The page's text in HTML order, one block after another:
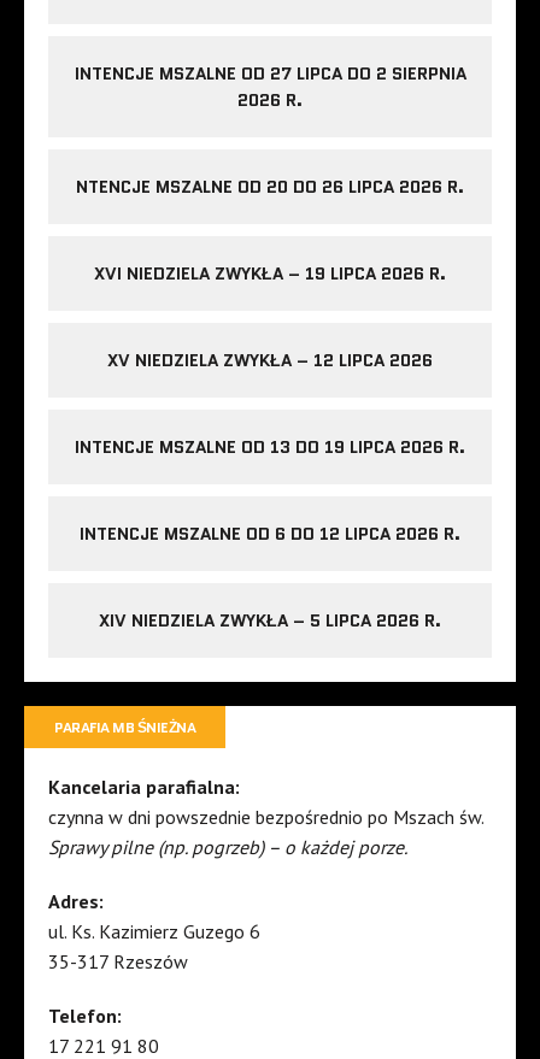
INTENCJE MSZALNE OD 27 LIPCA DO 2 SIERPNIA
2026 R.
NTENCJE MSZALNE OD 20 DO 26 LIPCA 2026 R.
XVI NIEDZIELA ZWYKŁA – 19 LIPCA 2026 R.
XV NIEDZIELA ZWYKŁA – 12 LIPCA 2026
INTENCJE MSZALNE OD 13 DO 19 LIPCA 2026 R.
INTENCJE MSZALNE OD 6 DO 12 LIPCA 2026 R.
XIV NIEDZIELA ZWYKŁA – 5 LIPCA 2026 R.
PARAFIA MB ŚNIEŻNA
Kancelaria parafialna:
czynna w dni powszednie bezpośrednio po Mszach św.
Sprawy pilne (np. pogrzeb) – o każdej porze.
Adres:
ul. Ks. Kazimierz Guzego 6
35-317 Rzeszów
Telefon:
17 221 91 80